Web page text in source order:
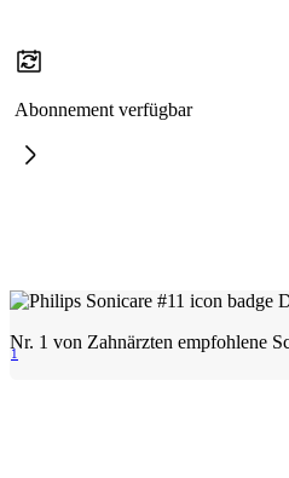
Abonnement verfügbar
Nr. 1 von Zahnärzten empfohlene
1